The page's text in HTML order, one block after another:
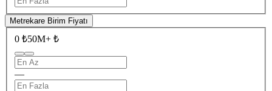
Metrekare Birim Fiyatı
0 ₺50M+ ₺
—